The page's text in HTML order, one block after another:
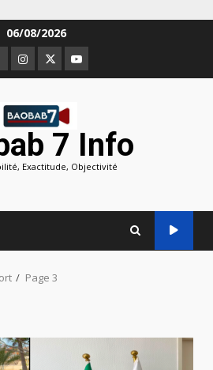
06/08/2026
Instagram
TwitterYoutube
7 Info
Exactitude, Objectivité
Page 3